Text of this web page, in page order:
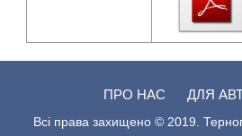
ПРО НАС ДЛЯ
Всі права захищено © 2019.